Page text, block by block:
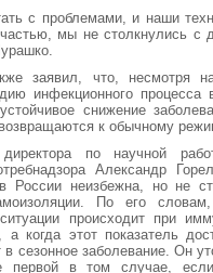
с проблемами, и наши
мы не столкнулись с
заявил, что, несмотря
инфекционного процесса
снижение
к обычному
директора по научной
Александр
России неизбежна, но не
По его словам,
ситуации происходит при
а когда этот показатель
в сезонное заболевание. Он
первой в том случае,